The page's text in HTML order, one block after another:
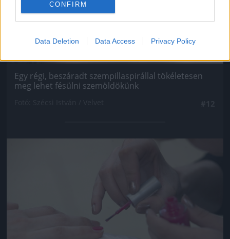
CONFIRM
Data Deletion Data Access Privacy Policy
Egy régi, beszáradt szempillaspirállal tökéletesen
meg lehet fésülni szemöldökünk